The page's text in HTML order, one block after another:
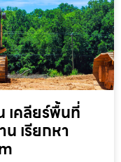
เคลียร์พื้นที่
เรียกหา